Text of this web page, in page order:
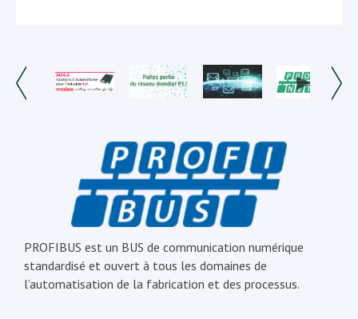
PROFIBUS est un BUS de communication numérique
standardisé et ouvert à tous les domaines de
l’automatisation de la fabrication et des processus.